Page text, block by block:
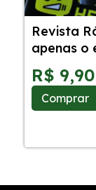
Revista
apenas o
R$ 9,90
Comprar